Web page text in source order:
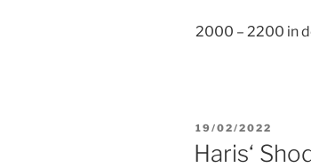
2000 – 2200 in
VERÖFFENTLICHT
19/02/2022
Haris‘